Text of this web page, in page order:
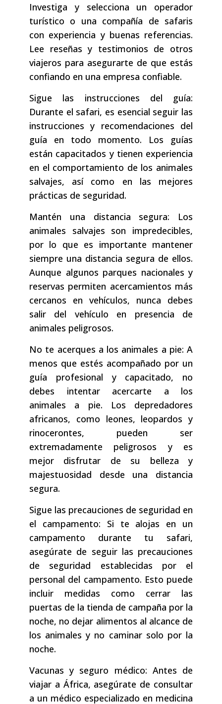
Investiga y selecciona un operador
turístico o una compañía de safaris
con experiencia y buenas referencias.
Lee reseñas y testimonios de otros
viajeros para asegurarte de que estás
confiando en una empresa confiable.
Sigue las instrucciones del guía:
Durante el safari, es esencial seguir las
instrucciones y recomendaciones del
guía en todo momento. Los guías
están capacitados y tienen experiencia
en el comportamiento de los animales
salvajes, así como en las mejores
prácticas de seguridad.
Mantén una distancia segura: Los
animales salvajes son impredecibles,
por lo que es importante mantener
siempre una distancia segura de ellos.
Aunque algunos parques nacionales y
reservas permiten acercamientos más
cercanos en vehículos, nunca debes
salir del vehículo en presencia de
animales peligrosos.
No te acerques a los animales a pie: A
menos que estés acompañado por un
guía profesional y capacitado, no
debes intentar acercarte a los
animales a pie. Los depredadores
africanos, como leones, leopardos y
rinocerontes, pueden ser
extremadamente peligrosos y es
mejor disfrutar de su belleza y
majestuosidad desde una distancia
segura.
Sigue las precauciones de seguridad en
el campamento: Si te alojas en un
campamento durante tu safari,
asegúrate de seguir las precauciones
de seguridad establecidas por el
personal del campamento. Esto puede
incluir medidas como cerrar las
puertas de la tienda de campaña por la
noche, no dejar alimentos al alcance de
los animales y no caminar solo por la
noche.
Vacunas y seguro médico: Antes de
viajar a África, asegúrate de consultar
a un médico especializado en medicina